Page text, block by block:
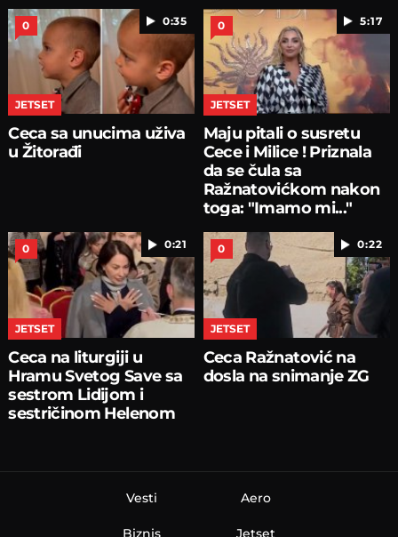
0:35
0
JETSET
Ceca sa unucima uživa
u Žitorađi
5:17
0
JETSET
Maju pitali o susretu
Cece i Milice ! Priznala
da se čula sa
Ražnatovićkom nakon
toga: "Imamo mi..."
0:21
0
JETSET
Ceca na liturgiji u
Hramu Svetog Save sa
sestrom Lidijom i
sestričinom Helenom
0:22
0
JETSET
Ceca Ražnatović na
dosla na snimanje ZG
Vesti
Biznis
Aero
Jetset